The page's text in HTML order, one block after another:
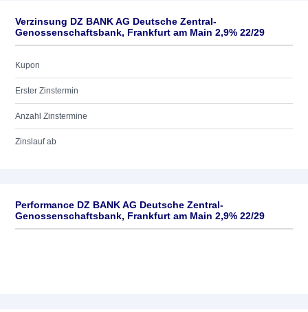
Verzinsung DZ BANK AG Deutsche Zentral-
Genossenschaftsbank, Frankfurt am Main 2,9% 22/29
Kupon
Erster Zinstermin
Anzahl Zinstermine
Zinslauf ab
Performance DZ BANK AG Deutsche Zentral-
Genossenschaftsbank, Frankfurt am Main 2,9% 22/29